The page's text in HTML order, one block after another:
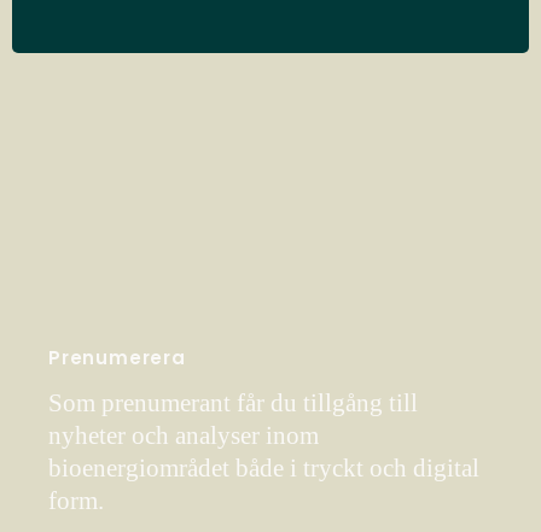
Prenumerera
Som prenumerant får du tillgång till
nyheter och analyser inom
bioenergiområdet både i tryckt och digital
form.